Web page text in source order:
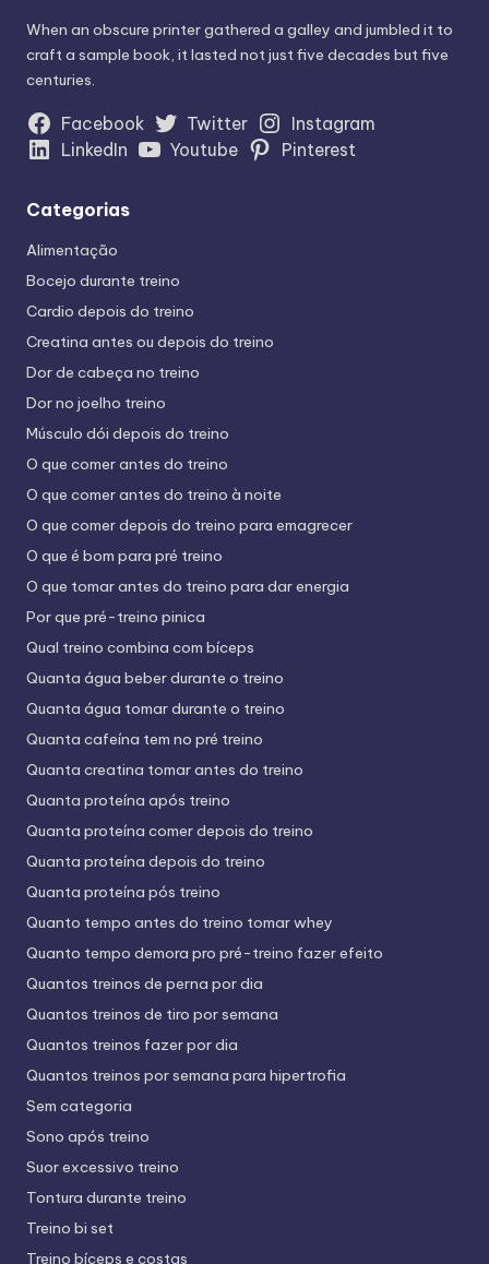
When an obscure printer gathered a galley and jumbled it to
craft a sample book, it lasted not just five decades but five
centuries.
Facebook Twitter
Instagram
LinkedIn
Youtube Pinterest
Categorias
Alimentação
Bocejo durante treino
Cardio depois do treino
Creatina antes ou depois do treino
Dor de cabeça no treino
Dor no joelho treino
Músculo dói depois do treino
O que comer antes do treino
O que comer antes do treino à noite
O que comer depois do treino para emagrecer
O que é bom para pré treino
O que tomar antes do treino para dar energia
Por que pré-treino pinica
Qual treino combina com bíceps
Quanta água beber durante o treino
Quanta água tomar durante o treino
Quanta cafeína tem no pré treino
Quanta creatina tomar antes do treino
Quanta proteína após treino
Quanta proteína comer depois do treino
Quanta proteína depois do treino
Quanta proteína pós treino
Quanto tempo antes do treino tomar whey
Quanto tempo demora pro pré-treino fazer efeito
Quantos treinos de perna por dia
Quantos treinos de tiro por semana
Quantos treinos fazer por dia
Quantos treinos por semana para hipertrofia
Sem categoria
Sono após treino
Suor excessivo treino
Tontura durante treino
Treino bi set
Treino bíceps e costas